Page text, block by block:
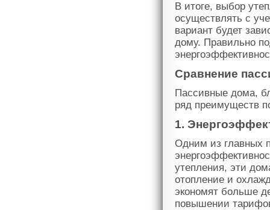
В итоге, выбор
осуществлять с
вариант будет
дому. Правильно
Сравнение
Пассивные дома,
ряд преимуществ
1.
Одним из главных
утепления, эти
отопление и
экономят больше
повышении